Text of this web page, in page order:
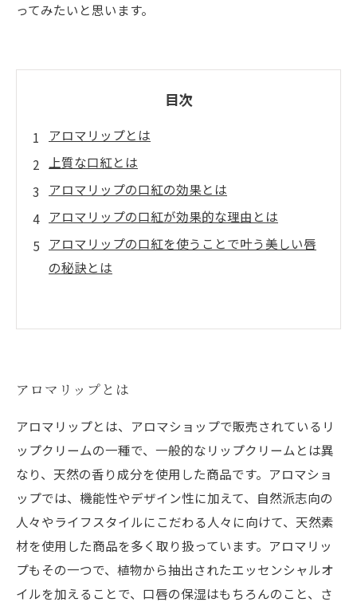
ってみたいと思います。
目次
アロマリップとは
上質な口紅とは
アロマリップの口紅の効果とは
アロマリップの口紅が効果的な理由とは
アロマリップの口紅を使うことで叶う美しい唇
の秘訣とは
アロマリップとは
アロマリップとは、アロマショップで販売されているリ
ップクリームの一種で、一般的なリップクリームとは異
なり、天然の香り成分を使用した商品です。アロマショ
ップでは、機能性やデザイン性に加えて、自然派志向の
人々やライフスタイルにこだわる人々に向けて、天然素
材を使用した商品を多く取り扱っています。アロマリッ
プもその一つで、植物から抽出されたエッセンシャルオ
イルを加えることで、口唇の保湿はもちろんのこと、さ